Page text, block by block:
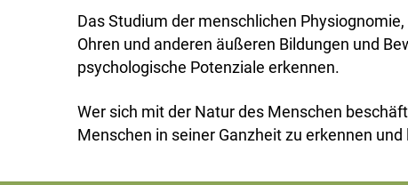
Das Studium der menschlichen
Ohren und anderen äußeren Bildungen und
psychologische Potenziale erkennen.
Wer sich mit der Natur des Menschen
Menschen in seiner Ganzheit zu erkennen